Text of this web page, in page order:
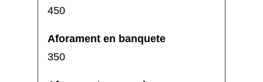
450
350